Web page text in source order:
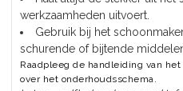
werkzaamheden uitvoert.
Gebruik bij het
schurende of bijtende
Raadpleeg de handleiding van
over het onderhoudsschema.